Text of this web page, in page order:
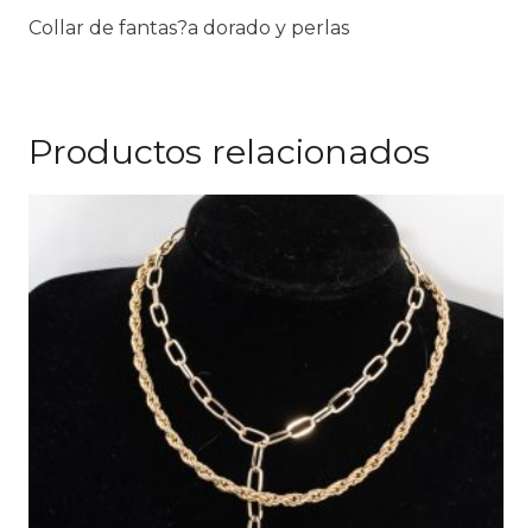
Collar de fantas?a dorado y perlas
Productos relacionados